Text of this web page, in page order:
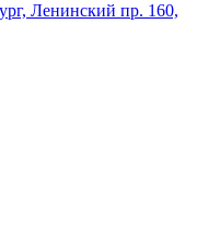
Ленинский пр. 160,